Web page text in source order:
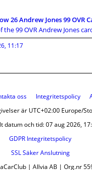
26 Andrew Jones 99 OVR
the 99 OVR Andrew Jones
11:17
oss Integritetspolicy
är UTC+02:00 Europe/
datum och tid: 07 aug 2026,
GDPR Integritetspolicy
SSL Säker Anslutning
| Allvia AB | Org.nr